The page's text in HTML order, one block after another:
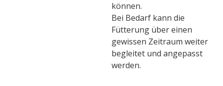
können.
Bei Bedarf kann die
Fütterung über einen
gewissen Zeitraum weiter
begleitet und angepasst
werden.